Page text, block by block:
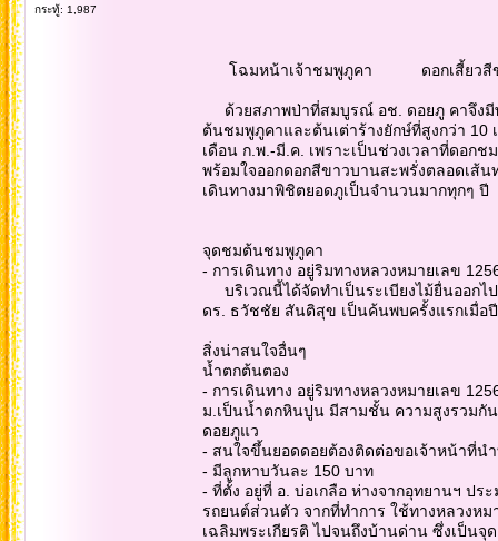
กระทู้: 1,987
โฉมหน้าเจ้าชมพูภูคา ดอกเสี้ยวสีข
ด้วยสภาพป่าที่สมบูรณ์ อช. ดอยภู คาจึงมีพ
ต้นชมพูภูคาและต้นเต่าร้างยักษ์ที่สูงกว่า 10
เดือน ก.พ.-มี.ค. เพราะเป็นช่วงเวลาที่ดอก
พร้อมใจออกดอกสีขาวบานสะพรั่งตลอดเส้
เดินทางมาพิชิตยอดภูเป็นจำนวนมากทุกๆ ปี
จุดชมต้นชมพูภูคา
- การเดินทาง อยู่ริมทางหลวงหมายเลข
บริเวณนี้ได้จัดทำเป็นระเบียงไม้ยื่นออก
ดร. ธวัชชัย สันติสุข เป็นค้นพบครั้งแรกเมื่อ
สิ่งน่าสนใจอื่นๆ
น้ำตกต้นตอง
- การเดินทาง อยู่ริมทางหลวงหมายเลข
ม.เป็นน้ำตกหินปูน มีสามชั้น ความสูงรวมกั
ดอยภูแว
- สนใจขึ้นยอดดอยต้องติดต่อขอเจ้าหน้าที่น
- มีลูกหาบวันละ 150 บาท
- ที่ตั้ง อยู่ที่ อ. บ่อเกลือ ห่างจากอุทยานฯ ป
รถยนต์ส่วนตัว จากที่ทำการ ใช้ทางหลวงหม
เฉลิมพระเกียรติ ไปจนถึงบ้านด่าน ซึ่งเป็นจุ